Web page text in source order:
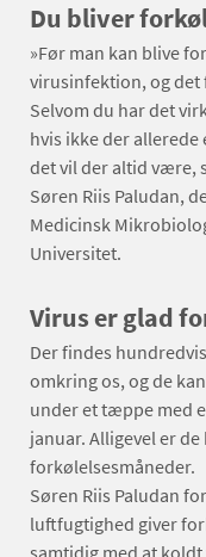
Du bliver
»Før man kan blive
virusinfektion, og det
Selvom du har det
hvis ikke der
det vil der altid være,
Søren Riis Paludan,
Medicinsk
Universitet.
Virus er glad
Der findes
omkring os, og de
under et tæppe med
januar. Alligevel er
forkølelsesmåneder.
Søren Riis Paludan
luftfugtighed giver